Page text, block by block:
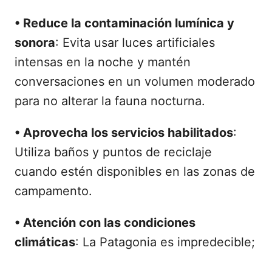
• Reduce la contaminación lumínica y
sonora: Evita usar luces artificiales
intensas en la noche y mantén
conversaciones en un volumen moderado
para no alterar la fauna nocturna.
• Aprovecha los servicios habilitados:
Utiliza baños y puntos de reciclaje
cuando estén disponibles en las zonas de
campamento.
• Atención con las condiciones
climáticas: La Patagonia es impredecible;